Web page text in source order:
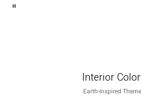
Interior
Earth-Inspired